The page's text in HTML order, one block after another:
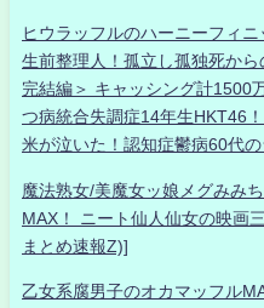
ヒウラッフルのハーニーフィ
生前整理人！孤立し孤独死か
完結編＞ キャッシング計1500
つ病統合失調症14年生HKT46
米が泣いた！認知症鬱病60代
魔法熟女/美魔女ッ娘メグみみ
MAX！ ニート仙人仙女の映画
まとめ速報Z)]
乙女系腐男子のオカマッフル